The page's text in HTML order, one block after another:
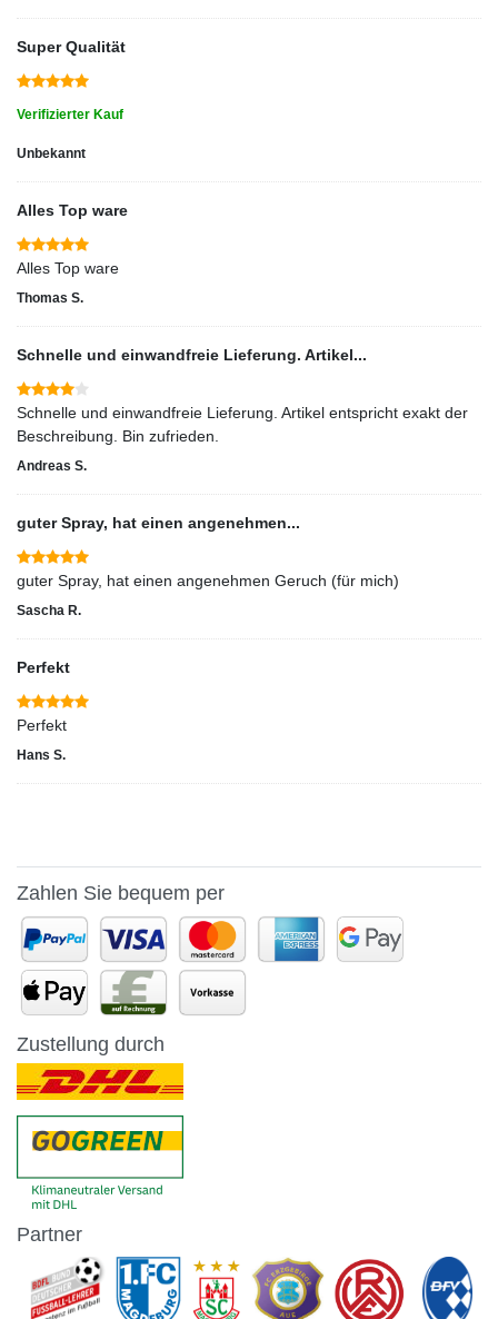
Super Qualität
Verifizierter Kauf
Unbekannt
Alles Top ware
Alles Top ware
Thomas S.
Schnelle und einwandfreie Lieferung. Artikel...
Schnelle und einwandfreie Lieferung. Artikel entspricht exakt der
Beschreibung. Bin zufrieden.
Andreas S.
guter Spray, hat einen angenehmen...
guter Spray, hat einen angenehmen Geruch (für mich)
Sascha R.
Perfekt
Perfekt
Hans S.
Zahlen Sie bequem per
Zustellung durch
Partner